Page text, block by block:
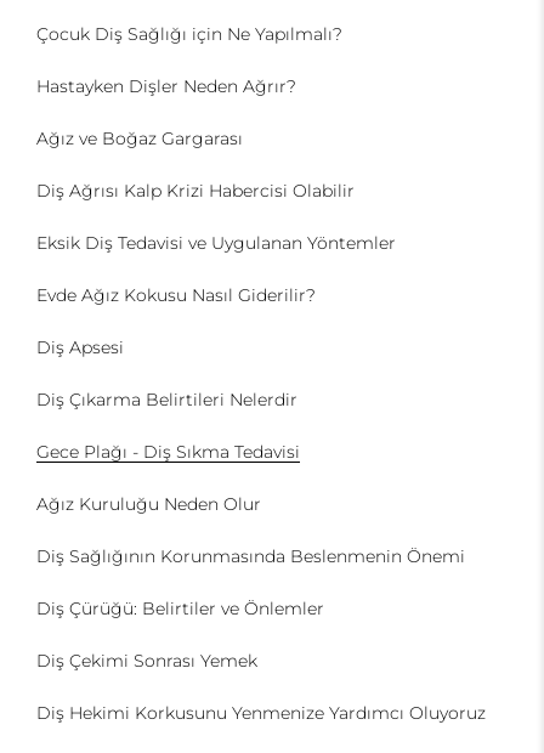
Çocuk Diş Sağlığı için Ne Yapılmalı?
Hastayken Dişler Neden Ağrır?
Ağız ve Boğaz Gargarası
Diş Ağrısı Kalp Krizi Habercisi Olabilir
Eksik Diş Tedavisi ve Uygulanan Yöntemler
Evde Ağız Kokusu Nasıl Giderilir?
Diş Apsesi
Diş Çıkarma Belirtileri Nelerdir
Gece Plağı - Diş Sıkma Tedavisi
Ağız Kuruluğu Neden Olur
Diş Sağlığının Korunmasında Beslenmenin Önemi
Diş Çürüğü: Belirtiler ve Önlemler
Diş Çekimi Sonrası Yemek
Diş Hekimi Korkusunu Yenmenize Yardımcı Oluyoruz